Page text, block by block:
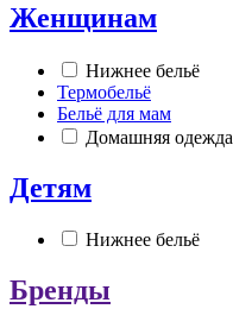
Женщинам
Нижнее бельё
Термобельё
Бельё для мам
Домашняя одежда
Детям
Нижнее бельё
Бренды